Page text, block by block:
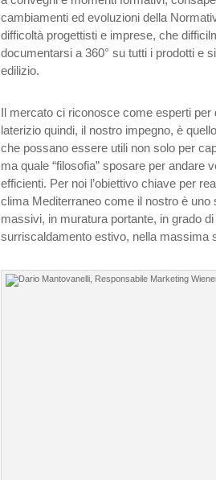
cambiamenti ed evoluzioni della
difficoltà progettisti e imprese, che
documentarsi a 360° su tutti i prodotti e
edilizio.
Il mercato ci riconosce come esperti
laterizio quindi, il nostro impegno, è
che possano essere utili non solo per
ma quale “filosofia” sposare per andare
efficienti. Per noi l’obiettivo chiave per
clima Mediterraneo come il nostro è uno
massivi, in muratura portante, in grado
surriscaldamento estivo, nella massima